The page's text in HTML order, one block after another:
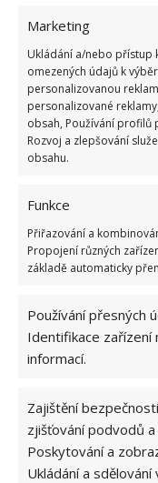
Marketing
Ukládání a/nebo přístup
omezených údajů k
personalizovanou
personalizované
obsah, Používání profilů
Rozvoj a zlepšování
obsahu.
Funkce
Přiřazování a
Propojení různých
základě automaticky
Používání přesných
Identifikace zařízení
informací.
Zajištění
zjišťování podvodů
Poskytování a
Ukládání a
Fotografie: Freepik
horkem
Určitě se vám
které navléknete
sluncem. Šikovný
zvládne vyrobit
využijete během
regulujete podle
Zkombinujte
ochranou a salát